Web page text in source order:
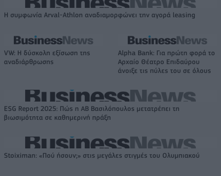
Η συμφωνία Arval-Athlon αναδιαμορφώνει την αγορά leasing
VW: Η δύσκολη εξίσωση της
αναδιάρθρωσης
Alpha Bank: Για πρώτη φορά το
Αρχαίο Θέατρο Επιδαύρου
άνοιξε τις πύλες του σε όλους
ESG Report 2025: Πώς η ΑΒ Βασιλόπουλος μετατρέπει τη
βιωσιμότητα σε καθημερινή πράξη
Stoiximan: «Πού ήσουν;» στις μεγάλες στιγμές του Ολυμπιακού